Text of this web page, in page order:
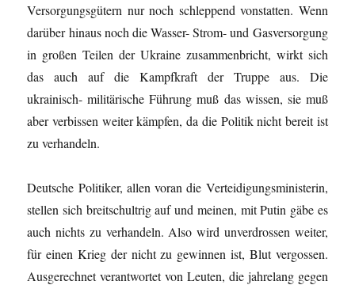
Versorgungsgütern nur noch schleppend vonstatten. Wenn
darüber hinaus noch die Wasser- Strom- und Gasversorgung
in großen Teilen der Ukraine zusammenbricht, wirkt sich
das auch auf die Kampfkraft der Truppe aus. Die
ukrainisch- militärische Führung muß das wissen, sie muß
aber verbissen weiter kämpfen, da die Politik nicht bereit ist
zu verhandeln.
Deutsche Politiker, allen voran die Verteidigungsministerin,
stellen sich breitschultrig auf und meinen, mit Putin gäbe es
auch nichts zu verhandeln. Also wird unverdrossen weiter,
für einen Krieg der nicht zu gewinnen ist, Blut vergossen.
Ausgerechnet verantwortet von Leuten, die jahrelang gegen